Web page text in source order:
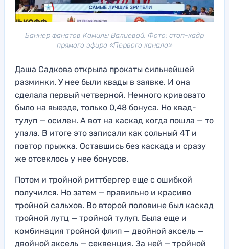
Баннер фанатов Камилы Валиевой. Фото: стоп-кадр
прямого эфира «Первого канала»
Даша Садкова открыла прокаты сильнейшей
разминки. У нее были квады в заявке. И она
сделала первый четверной. Немного кривовато
было на выезде, только 0,48 бонуса. Но квад-
тулуп — осилен. А вот на каскад когда пошла — то
упала. В итоге это записали как сольный 4Т и
повтор прыжка. Оставшись без каскада и сразу
же отсеклось у нее бонусов.
Потом и тройной риттбергер еще с ошибкой
получился. Но затем — правильно и красиво
тройной сальхов. Во второй половине был каскад
тройной лутц — тройной тулуп. Была еще и
комбинация тройной флип — двойной аксель —
двойной аксель — секвенция. За ней — тройной